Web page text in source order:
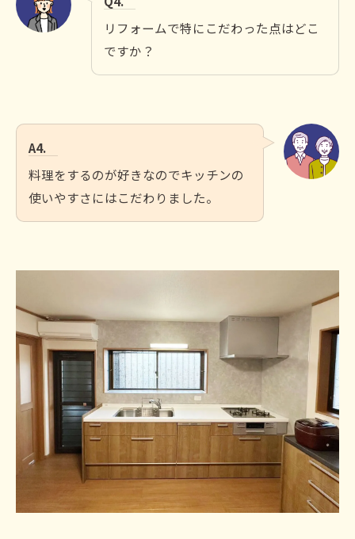
リフォームで特にこだわった点はどこ
ですか？
A4.
料理をするのが好きなのでキッチンの
使いやすさにはこだわりました。